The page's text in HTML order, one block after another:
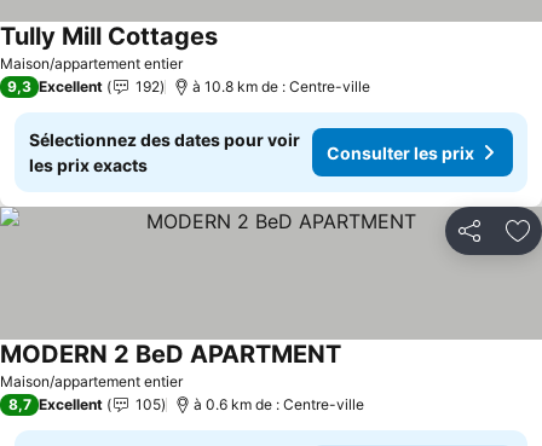
Maison/appartement entier
Tully Mill CottagesConsulter les prix
9,3 Excellent 192 à 10.8 km de : Centre-ville
Sélectionnez des dates pour voir
les prix exacts
Consulter les prix
Partager
Maison/appartement entier
MODERN 2 BeD APARTMENT
8,7 Excellent 105 à 0.6 km de : Centre-ville